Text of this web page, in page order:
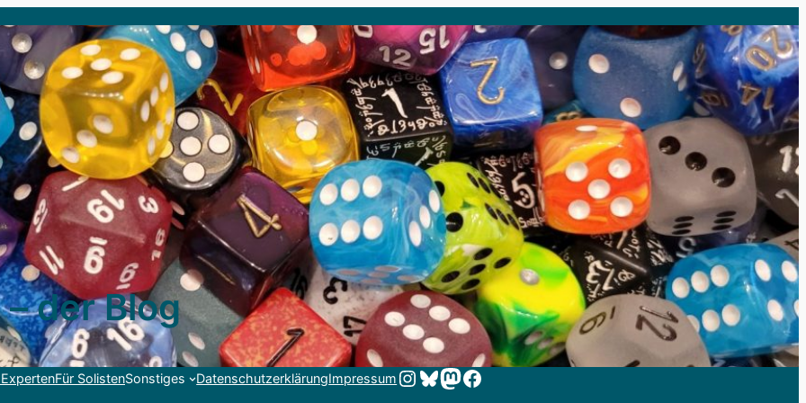
der Blog
Für SolistenSonstiges DatenschutzerklärungImpressum Link zur Instagram-Seite von Zeit-zum-Spielen
Bluesky
Mastodon
Facebook